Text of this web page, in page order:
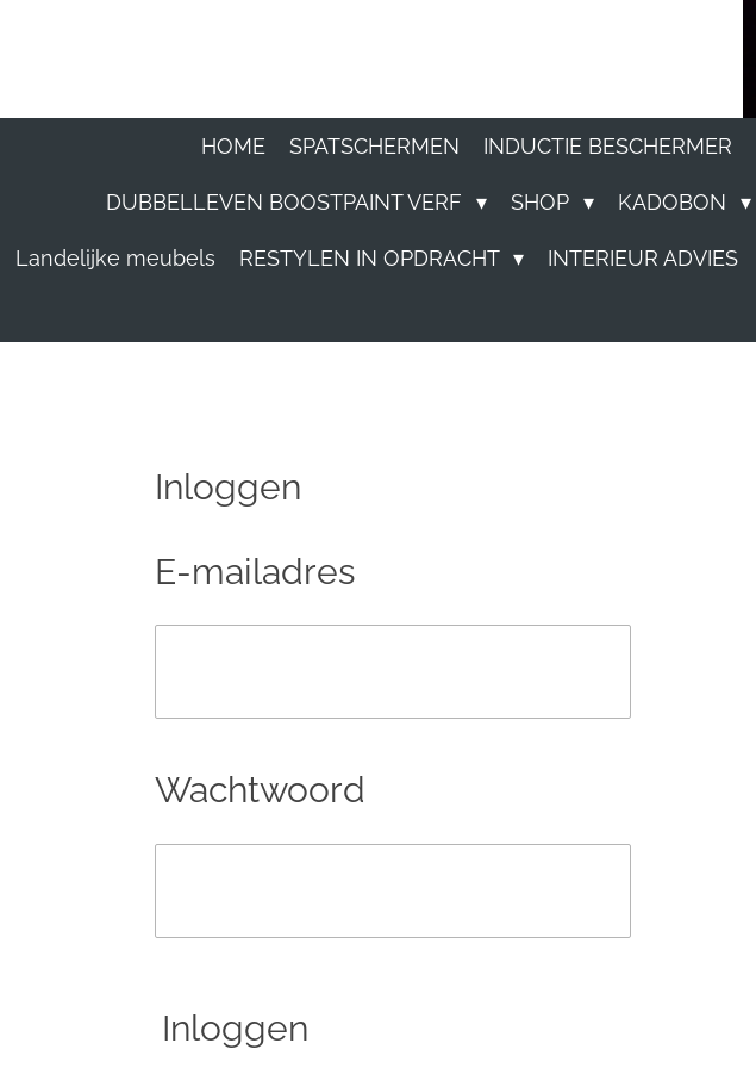
hoofdinhoud
HOME SPATSCHERMEN INDUCTIE BESCHERMER
DUBBELLEVEN BOOSTPAINT VERF SHOP KADOBON
Landelijke meubels RESTYLEN IN OPDRACHT INTERIEUR ADVIES
Inloggen
E-mailadres
Wachtwoord
Inloggen